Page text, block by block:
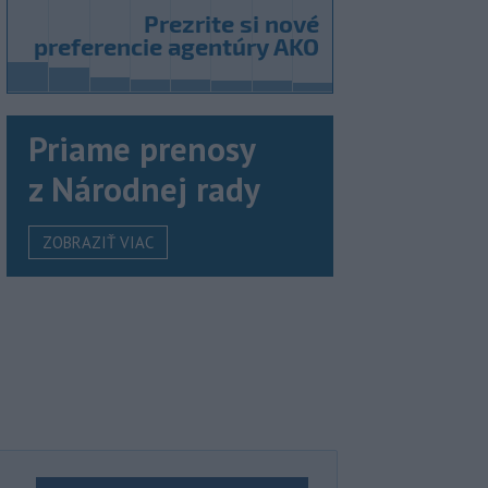
Priame prenosy
z Národnej rady
ZOBRAZIŤ VIAC